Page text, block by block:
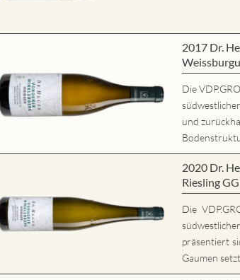
2017 Dr.
Die
und
2020 Dr.
Riesling
Die
präsentiert
Gaumen setzt